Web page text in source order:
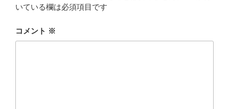
いている欄は必須項目です
コメント ※